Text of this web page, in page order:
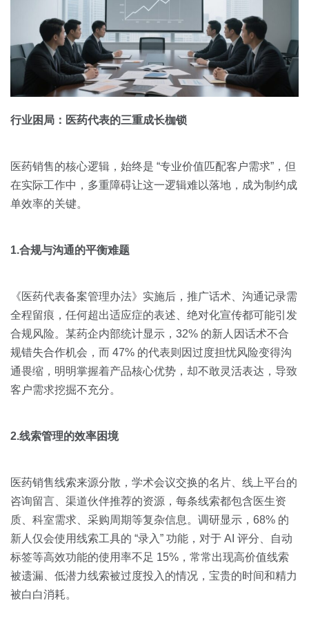
行业困局：医药代表的三重成长枷锁
医药销售的核心逻辑，始终是 “专业价值匹配客户需求”，但
在实际工作中，多重障碍让这一逻辑难以落地，成为制约成
单效率的关键。
1.合规与沟通的平衡难题
《医药代表备案管理办法》实施后，推广话术、沟通记录需
全程留痕，任何超出适应症的表述、绝对化宣传都可能引发
合规风险。某药企内部统计显示，32% 的新人因话术不合
规错失合作机会，而 47% 的代表则因过度担忧风险变得沟
通畏缩，明明掌握着产品核心优势，却不敢灵活表达，导致
客户需求挖掘不充分。
2.线索管理的效率困境
医药销售线索来源分散，学术会议交换的名片、线上平台的
咨询留言、渠道伙伴推荐的资源，每条线索都包含医生资
质、科室需求、采购周期等复杂信息。调研显示，68% 的
新人仅会使用线索工具的 “录入” 功能，对于 AI 评分、自动
标签等高效功能的使用率不足 15%，常常出现高价值线索
被遗漏、低潜力线索被过度投入的情况，宝贵的时间和精力
被白白消耗。